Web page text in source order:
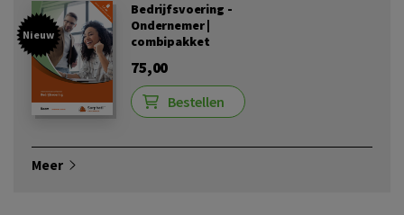
Nieuw
Bedrijfsvoering -
Ondernemer |
combipakket
75,00
Bestellen
Meer